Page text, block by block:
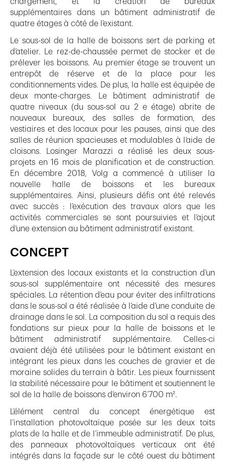
supplémentaires dans un bâtiment administratif de
quatre étages à côté de l’existant.
Le sous-sol de la halle de boissons sert de parking et
d’atelier. Le rez-de-chaussée permet de stocker et de
prélever les boissons. Au premier étage se trouvent un
entrepôt de réserve et de la place pour les
conditionnements vides. De plus, la halle est équipée de
deux monte-charges. Le bâtiment administratif de
quatre niveaux (du sous-sol au 2 e étage) abrite de
nouveaux bureaux, des salles de formation, des
vestiaires et des locaux pour les pauses, ainsi que des
salles de réunion spacieuses et modulables à l’aide de
cloisons. Losinger Marazzi a réalisé les deux sous-
projets en 16 mois de planification et de construction.
En décembre 2018, Volg a commencé à utiliser la
nouvelle halle de boissons et les bureaux
supplémentaires. Ainsi, plusieurs défis ont été relevés
avec succès : l’exécution des travaux alors que les
activités commerciales se sont poursuivies et l’ajout
d’une extension au bâtiment administratif existant.
CONCEPT
L’extension des locaux existants et la construction d’un
sous-sol supplémentaire ont nécessité des mesures
spéciales. La rétention d’eau pour éviter des infiltrations
dans le sous-sol a été réalisée à l’aide d’une conduite de
drainage dans le sol. La composition du sol a requis des
fondations sur pieux pour la halle de boissons et le
bâtiment administratif supplémentaire. Celles-ci
avaient déjà été utilisées pour le bâtiment existant en
intégrant les pieux dans les couches de gravier et de
moraine solides du terrain à bâtir. Les pieux fournissent
la stabilité nécessaire pour le bâtiment et soutiennent le
sol de la halle de boissons d’environ 6’700 m².
L’élément central du concept énergétique est
l’installation photovoltaïque posée sur les deux toits
plats de la halle et de l’immeuble administratif. De plus,
des panneaux photovoltaïques verticaux ont été
intégrés dans la façade sur le côté ouest du bâtiment